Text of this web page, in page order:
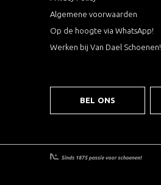
Algemene voorwaarden
Op de hoogte via WhatsApp!
Werken bij Van Dael Schoenen!
BEL ONS